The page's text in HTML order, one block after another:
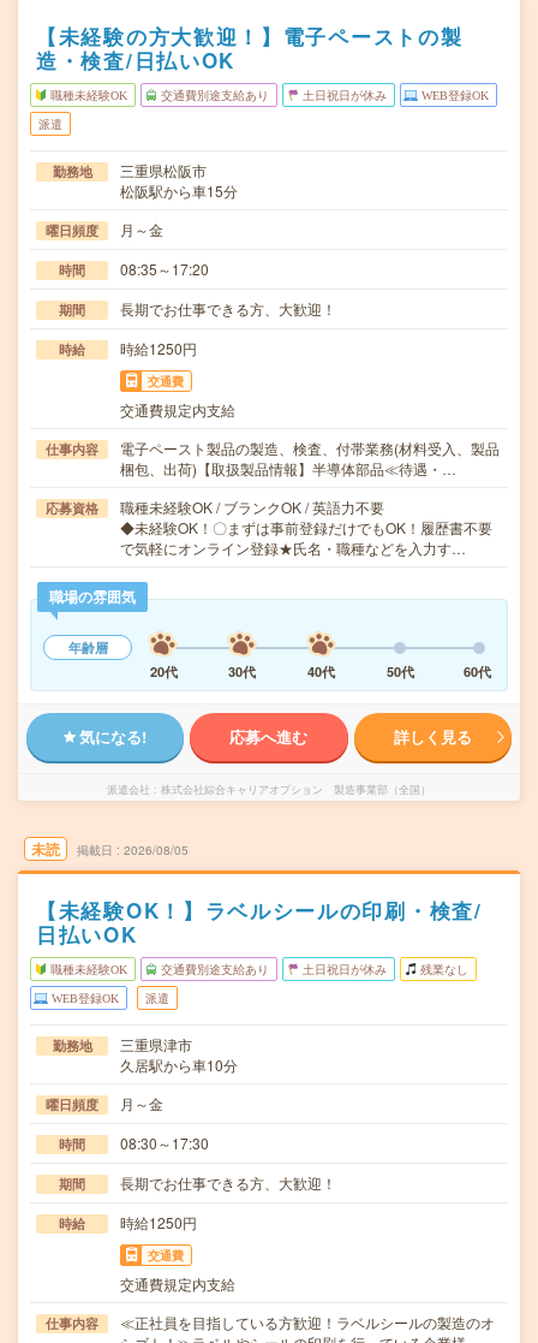
【未経験の方大歓迎！】電子ペーストの製
造・検査/日払いOK
職種未経験OK 交通費別途支給あり 土日祝日が休み WEB登録OK
派遣
勤務地
三重県松阪市
松阪駅から車15分
曜日頻度 月～金
時間 08:35～17:20
期間 長期でお仕事できる方、大歓迎！
時給 時給1250円
交通費
交通費規定内支給
仕事内容
電子ペースト製品の製造、検査、付帯業務(材料受入、製品
梱包、出荷)【取扱製品情報】半導体部品≪待遇・…
応募資格
職種未経験OK / ブランクOK / 英語力不要
◆未経験OK！〇まずは事前登録だけでもOK！履歴書不要
で気軽にオンライン登録★氏名・職種などを入力す…
職場の雰囲気
年齢層
20代
30代 40代 50代 60代
気になる! 応募へ進む 詳しく見る
派遣会社 株式会社綜合キャリアオプション 製造事業部（全国）
未読 掲載日 2026/08/05
【未経験OK！】ラベルシールの印刷・検査/
日払いOK
職種未経験OK 交通費別途支給あり 土日祝日が休み 残業なし
WEB登録OK 派遣
勤務地
三重県津市
久居駅から車10分
曜日頻度 月～金
時間 08:30～17:30
期間 長期でお仕事できる方、大歓迎！
時給 時給1250円
交通費
交通費規定内支給
仕事内容
≪正社員を目指している方歓迎！ラベルシールの製造のオ